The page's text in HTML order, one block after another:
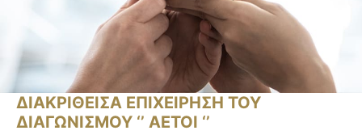
ΔΙΑΚΡΙΘΕΙΣΑ ΕΠΙΧΕΙΡΗΣΗ ΤΟΥ
ΔΙΑΓΩΝΙΣΜΟΥ ‘’ ΑΕΤΟΙ ‘’